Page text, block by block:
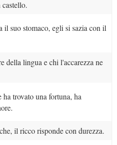
il suo stomaco, egli si sazia con il
della lingua e chi l'accarezza ne
trovato una fortuna, ha
il ricco risponde con durezza.